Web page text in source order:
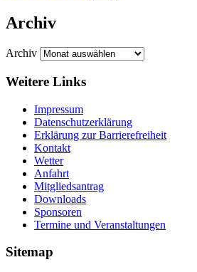
Archiv
Archiv
Weitere Links
Impressum
Datenschutzerklärung
Erklärung zur Barriere­frei­heit
Kontakt
Wetter
Anfahrt
Mitgliedsantrag
Downloads
Sponsoren
Termine und Veranstaltungen
Sitemap